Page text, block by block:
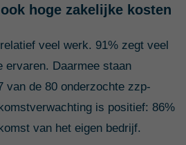
hoge zakelijke kosten
veel werk. 91% zegt veel
ervaren. Daarmee staan
van de 80 onderzochte zzp-
is positief: 86%
van het eigen bedrijf.